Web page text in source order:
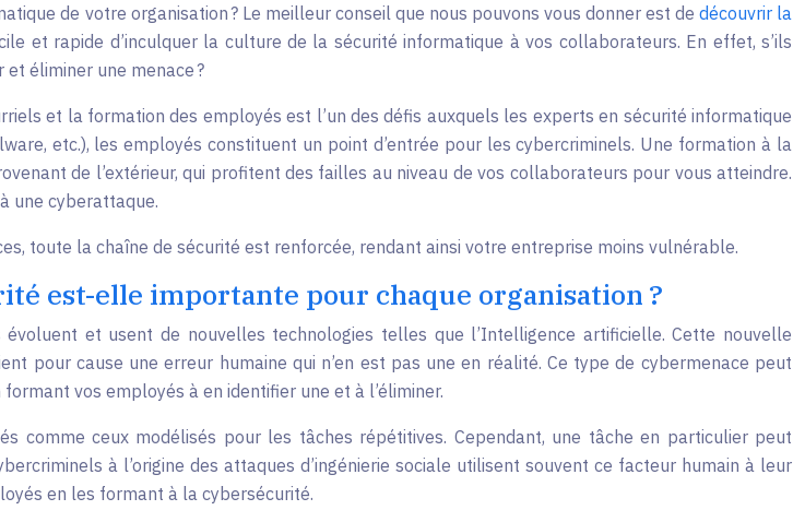
de votre organisation ? Le meilleur conseil que nous pouvons vous donner est de découvrir la
et rapide d’inculquer la culture de la sécurité informatique à vos collaborateurs. En effet, s’ils
éliminer une menace ?
et la formation des employés est l’un des défis auxquels les experts en sécurité informatique
etc.), les employés constituent un point d’entrée pour les cybercriminels. Une formation à la
de l’extérieur, qui profitent des failles au niveau de vos collaborateurs pour vous atteindre.
une cyberattaque.
toute la chaîne de sécurité est renforcée, rendant ainsi votre entreprise moins vulnérable.
est-elle importante pour chaque organisation ?
et usent de nouvelles technologies telles que l’Intelligence artificielle. Cette nouvelle
pour cause une erreur humaine qui n’en est pas une en réalité. Ce type de cybermenace peut
vos employés à en identifier une et à l’éliminer.
comme ceux modélisés pour les tâches répétitives. Cependant, une tâche en particulier peut
à l’origine des attaques d’ingénierie sociale utilisent souvent ce facteur humain à leur
en les formant à la cybersécurité.